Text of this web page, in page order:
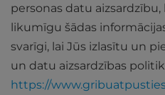
personas datu
likumīgu šādas
svarīgi, lai Jūs izlasītu un
un datu aizsardzības
https://